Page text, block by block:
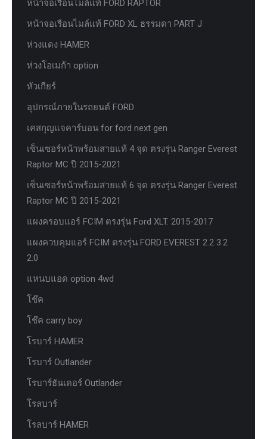
หน้าจอเรือนไมล์แท้ FORD RAPTOR
หน้าจอเรือนไมล์แท้ FORD XL ธรรมดา PART J
ห่วงแดง HAMER
ห่วงโอเมก้า option
หัวเกียร์
อุปกรณ์ภายในรถยนต์ FORD
เคสกุญแจคาร์บอน for ford next gen
เซ็นเซอร์หน้าพร้อมสายแท้ 4 จุด ตรงรุ่น Ranger Everest
Raptor MC ปี 2015-2021
เซ็นเซอร์หน้าพร้อมสายแท้ 6 จุด ตรงรุ่น Ranger Everest
Raptor MC ปี 2015-2021
แผงครอบแอร์ FCIM ตรงรุ่น Ford XLT. 2015-2017
แผงควบคุมแอร์ FCIM ตรงรุ่น FORD EVEREST 2.2 3.2
2.0
แหนบแอด option 4wd
โช๊ค
โช๊ค carry boy
โรบาร์ HAMER
โรบาร์ Outlander
โรบาร์ธันเดอร์ Outlander
โรลบาร์
โรลบาร์ HAMER